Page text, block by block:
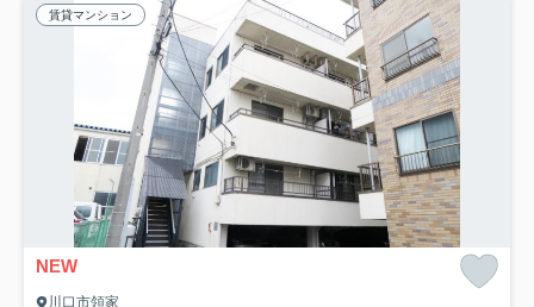
賃貸マンション
NEW
川口市領家